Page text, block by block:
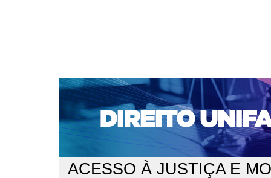
CAPA SOBRE ACESSO CADASTRO
NOTÍCIAS
EDIÇÕES DE Nº 1 A 100 WEBMAIL
Capa>n. 136 (2011) > Fonsêca
ACESSO À JUSTIÇA E